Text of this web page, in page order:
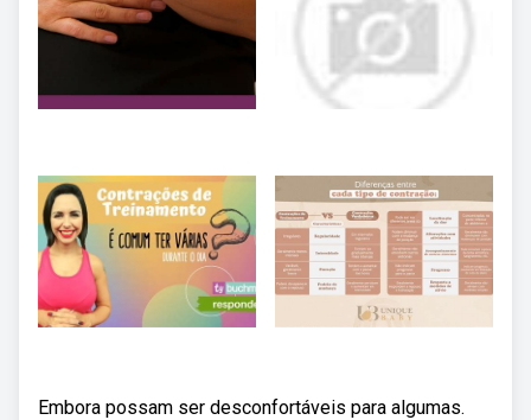
Embora possam ser desconfortáveis para algumas.